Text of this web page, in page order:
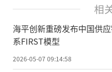
相
海平创新重磅发布中国供
系FIRST模型
2026-05-07 09:14:58